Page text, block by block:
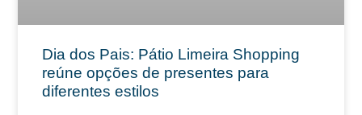
Dia dos Pais: Pátio Limeira Shopping
reúne opções de presentes para
diferentes estilos